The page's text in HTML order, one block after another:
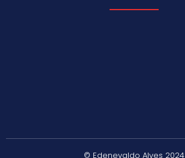
© Edenevaldo Alves 2024